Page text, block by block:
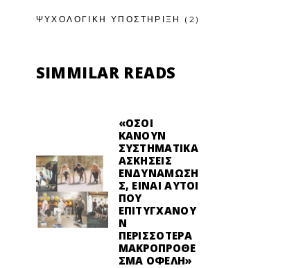
ΨΥΧΟΛΟΓΙΚΉ ΥΠΟΣΤΉΡΙΞΗ (2)
SIMMILAR READS
«ΌΣΟΙ
ΚΆΝΟΥΝ
ΣΥΣΤΗΜΑΤΙΚΆ
ΑΣΚΉΣΕΙΣ
ΕΝΔΥΝΆΜΩΣΗ
Σ, ΕΊΝΑΙ ΑΥΤΟΊ
ΠΟΥ
ΕΠΙΤΥΓΧΆΝΟΥ
Ν
ΠΕΡΙΣΣΌΤΕΡΑ
ΜΑΚΡΟΠΡΌΘΕ
ΣΜΑ ΟΦΈΛΗ»